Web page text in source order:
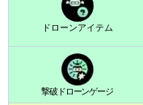
ドローンアイテム
撃破ドローンゲージ